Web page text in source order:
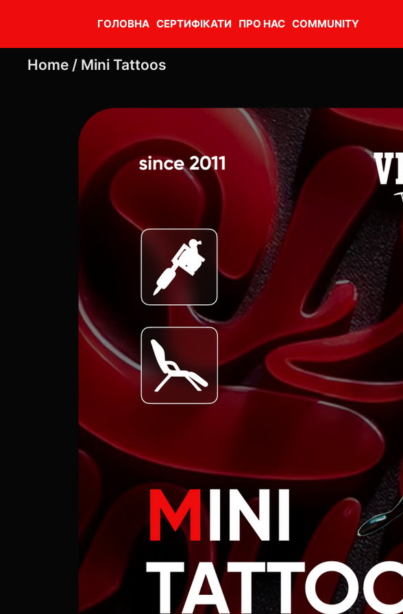
ГОЛОВНА СЕРТИФІКАТИ ПРО НАС COMMUNITY
Home / Mini Tattoos